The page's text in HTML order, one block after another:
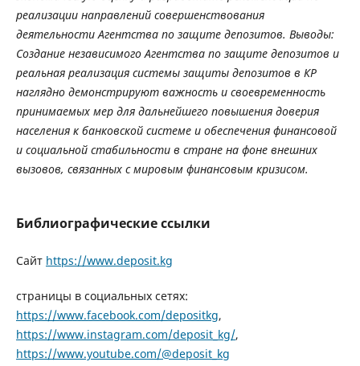
реализации направлений совершенствования
деятельности Агентства по защите депозитов. Выводы:
Создание независимого Агентства по защите депозитов и
реальная реализация системы защиты депозитов в КР
наглядно демонстрируют важность и своевременность
принимаемых мер для дальнейшего повышения доверия
населения к банковской системе и обеспечения финансовой
и социальной стабильности в стране на фоне внешних
вызовов, связанных с мировым финансовым кризисом.
Библиографические ссылки
Сайт https://www.deposit.kg
страницы в социальных сетях:
https://www.facebook.com/depositkg,
https://www.instagram.com/deposit_kg/,
https://www.youtube.com/@deposit_kg